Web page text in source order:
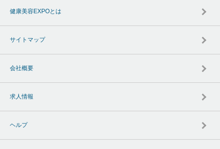
健康美容EXPOとは
サイトマップ
会社概要
求人情報
ヘルプ